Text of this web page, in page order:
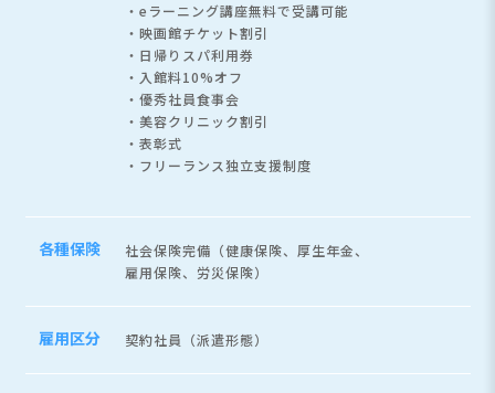
・eラーニング講座無料で受講可能
・映画館チケット割引
・日帰りスパ利用券
・入館料10%オフ
・優秀社員食事会
・美容クリニック割引
・表彰式
・フリーランス独立支援制度
各種保険
社会保険完備（健康保険、厚生年金、
雇用保険、労災保険）
雇用区分 契約社員（派遣形態）